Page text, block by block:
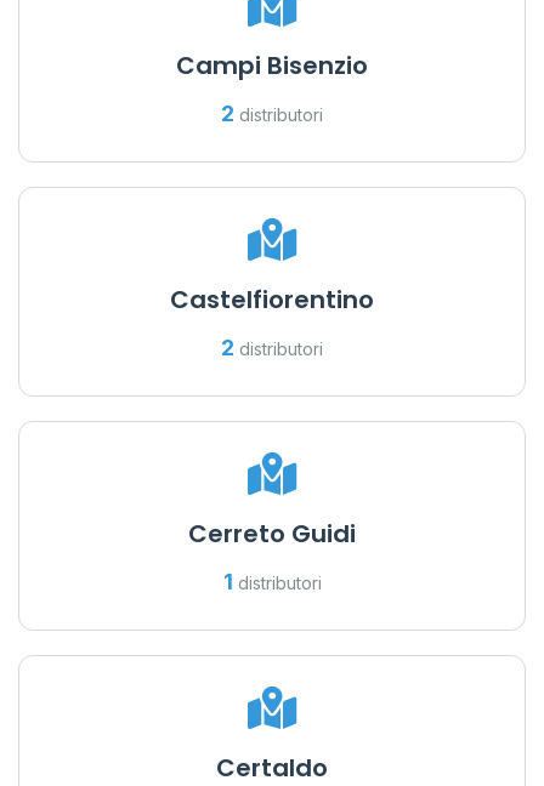
Campi Bisenzio
2 distributori
Castelfiorentino
2 distributori
Cerreto Guidi
1 distributori
Certaldo